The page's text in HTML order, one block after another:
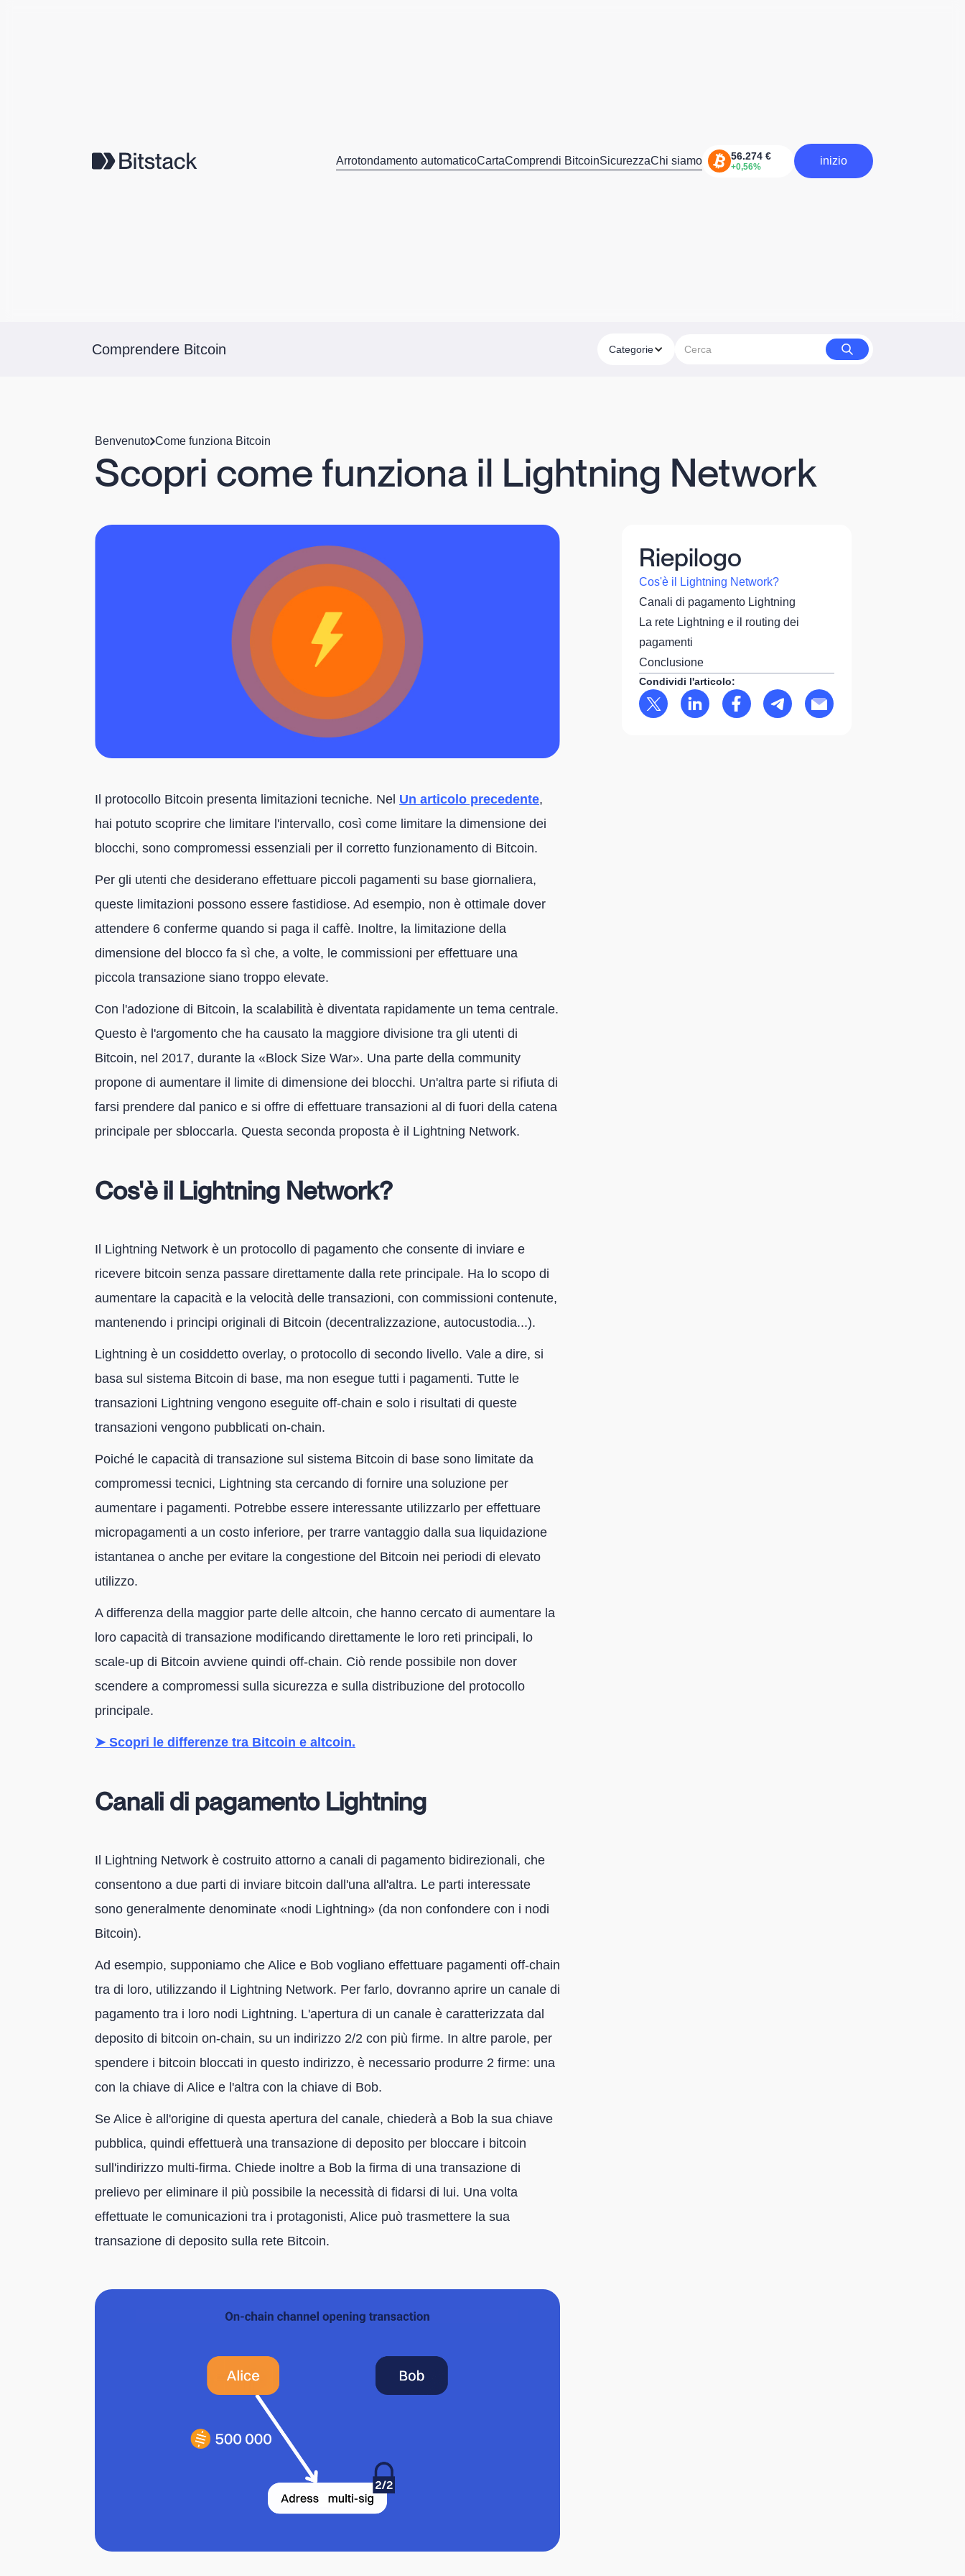
Arrotondamento automaticoCartaComprendi BitcoinSicurezzaChi siamo
inizio
inizia
Comprendere Bitcoin Categorie
Benvenuto Come funziona Bitcoin
Scopri come funziona il Lightning Network
Il protocollo Bitcoin presenta limitazioni tecniche. Nel Un articolo precedente,
hai potuto scoprire che limitare l'intervallo, così come limitare la dimensione dei
blocchi, sono compromessi essenziali per il corretto funzionamento di Bitcoin.
Per gli utenti che desiderano effettuare piccoli pagamenti su base giornaliera,
queste limitazioni possono essere fastidiose. Ad esempio, non è ottimale dover
attendere 6 conferme quando si paga il caffè. Inoltre, la limitazione della
dimensione del blocco fa sì che, a volte, le commissioni per effettuare una
piccola transazione siano troppo elevate.
Con l'adozione di Bitcoin, la scalabilità è diventata rapidamente un tema centrale.
Questo è l'argomento che ha causato la maggiore divisione tra gli utenti di
Bitcoin, nel 2017, durante la «Block Size War». Una parte della community
propone di aumentare il limite di dimensione dei blocchi. Un'altra parte si rifiuta di
farsi prendere dal panico e si offre di effettuare transazioni al di fuori della catena
principale per sbloccarla. Questa seconda proposta è il Lightning Network.
Cos'è il Lightning Network?
Il Lightning Network è un protocollo di pagamento che consente di inviare e
ricevere bitcoin senza passare direttamente dalla rete principale. Ha lo scopo di
aumentare la capacità e la velocità delle transazioni, con commissioni contenute,
mantenendo i principi originali di Bitcoin (decentralizzazione, autocustodia...).
Lightning è un cosiddetto overlay, o protocollo di secondo livello. Vale a dire, si
basa sul sistema Bitcoin di base, ma non esegue tutti i pagamenti. Tutte le
transazioni Lightning vengono eseguite off-chain e solo i risultati di queste
transazioni vengono pubblicati on-chain.
Poiché le capacità di transazione sul sistema Bitcoin di base sono limitate da
compromessi tecnici, Lightning sta cercando di fornire una soluzione per
aumentare i pagamenti. Potrebbe essere interessante utilizzarlo per effettuare
micropagamenti a un costo inferiore, per trarre vantaggio dalla sua liquidazione
istantanea o anche per evitare la congestione del Bitcoin nei periodi di elevato
utilizzo.
A differenza della maggior parte delle altcoin, che hanno cercato di aumentare la
loro capacità di transazione modificando direttamente le loro reti principali, lo
scale-up di Bitcoin avviene quindi off-chain. Ciò rende possibile non dover
scendere a compromessi sulla sicurezza e sulla distribuzione del protocollo
principale.
➤ Scopri le differenze tra Bitcoin e altcoin.
Canali di pagamento Lightning
Il Lightning Network è costruito attorno a canali di pagamento bidirezionali, che
consentono a due parti di inviare bitcoin dall'una all'altra. Le parti interessate
sono generalmente denominate «nodi Lightning» (da non confondere con i nodi
Bitcoin).
Ad esempio, supponiamo che Alice e Bob vogliano effettuare pagamenti off-chain
tra di loro, utilizzando il Lightning Network. Per farlo, dovranno aprire un canale di
pagamento tra i loro nodi Lightning. L'apertura di un canale è caratterizzata dal
deposito di bitcoin on-chain, su un indirizzo 2/2 con più firme. In altre parole, per
spendere i bitcoin bloccati in questo indirizzo, è necessario produrre 2 firme: una
con la chiave di Alice e l'altra con la chiave di Bob.
Se Alice è all'origine di questa apertura del canale, chiederà a Bob la sua chiave
pubblica, quindi effettuerà una transazione di deposito per bloccare i bitcoin
sull'indirizzo multi-firma. Chiede inoltre a Bob la firma di una transazione di
prelievo per eliminare il più possibile la necessità di fidarsi di lui. Una volta
effettuate le comunicazioni tra i protagonisti, Alice può trasmettere la sua
transazione di deposito sulla rete Bitcoin.
Riepilogo
Cos'è il Lightning Network?
Canali di pagamento Lightning
La rete Lightning e il routing dei
pagamenti
Conclusione
Condividi l'articolo: